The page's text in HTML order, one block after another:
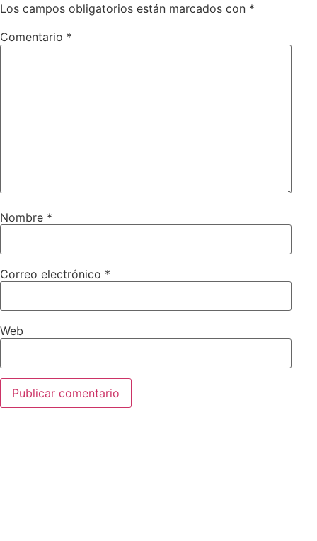
Los campos obligatorios están marcados con *
Comentario *
Nombre *
Correo electrónico *
Web